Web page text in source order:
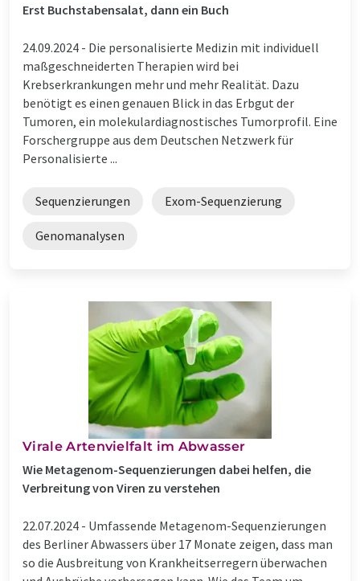
Erst Buchstabensalat, dann ein Buch
24.09.2024 - Die personalisierte Medizin mit individuell
maßgeschneiderten Therapien wird bei
Krebserkrankungen mehr und mehr Realität. Dazu
benötigt es einen genauen Blick in das Erbgut der
Tumoren, ein molekulardiagnostisches Tumorprofil. Eine
Forschergruppe aus dem Deutschen Netzwerk für
Personalisierte ...
Sequenzierungen Exom-Sequenzierung
Genomanalysen
Virale Artenvielfalt im Abwasser
Wie Metagenom-Sequenzierungen dabei helfen, die
Verbreitung von Viren zu verstehen
22.07.2024 - Umfassende Metagenom-Sequenzierungen
des Berliner Abwassers über 17 Monate zeigen, dass man
so die Ausbreitung von Krankheitserregern überwachen